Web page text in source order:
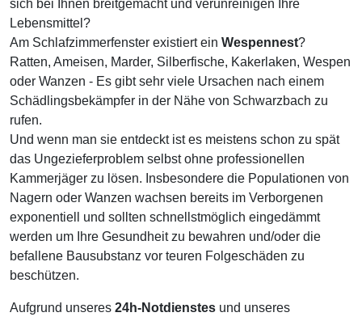
sich bei Ihnen breitgemacht und verunreinigen Ihre
Lebensmittel?
Am Schlafzimmerfenster existiert ein Wespennest?
Ratten, Ameisen, Marder, Silberfische, Kakerlaken, Wespen
oder Wanzen - Es gibt sehr viele Ursachen nach einem
Schädlingsbekämpfer in der Nähe von Schwarzbach zu
rufen.
Und wenn man sie entdeckt ist es meistens schon zu spät
das Ungezieferproblem selbst ohne professionellen
Kammerjäger zu lösen. Insbesondere die Populationen von
Nagern oder Wanzen wachsen bereits im Verborgenen
exponentiell und sollten schnellstmöglich eingedämmt
werden um Ihre Gesundheit zu bewahren und/oder die
befallene Bausubstanz vor teuren Folgeschäden zu
beschützen.
Aufgrund unseres 24h-Notdienstes und unseres